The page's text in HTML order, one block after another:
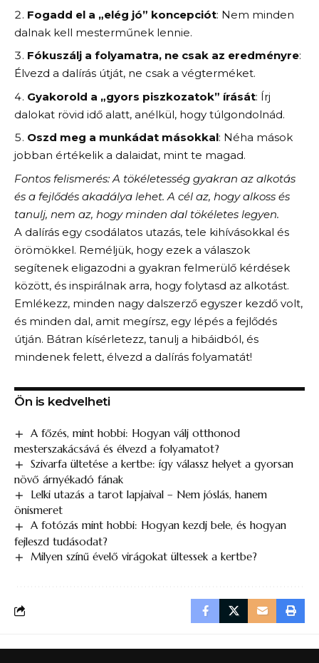
Fogadd el a „elég jó” koncepciót: Nem minden
dalnak kell mesterműnek lennie.
Fókuszálj a folyamatra, ne csak az eredményre:
Élvezd a dalírás útját, ne csak a végterméket.
Gyakorold a „gyors piszkozatok” írását: Írj
dalokat rövid idő alatt, anélkül, hogy túlgondolnád.
Oszd meg a munkádat másokkal: Néha mások
jobban értékelik a dalaidat, mint te magad.
Fontos felismerés: A tökéletesség gyakran az alkotás
és a fejlődés akadálya lehet. A cél az, hogy alkoss és
tanulj, nem az, hogy minden dal tökéletes legyen.
A dalírás egy csodálatos utazás, tele kihívásokkal és
örömökkel. Reméljük, hogy ezek a válaszok
segítenek eligazodni a gyakran felmerülő kérdések
között, és inspirálnak arra, hogy folytasd az alkotást.
Emlékezz, minden nagy dalszerző egyszer kezdő volt,
és minden dal, amit megírsz, egy lépés a fejlődés
útján. Bátran kísérletezz, tanulj a hibáidból, és
mindenek felett, élvezd a dalírás folyamatát!
Ön is kedvelheti
A főzés, mint hobbi: Hogyan válj otthonod
mesterszakácsává és élvezd a folyamatot?
Szivarfa ültetése a kertbe: így válassz helyet a gyorsan
növő árnyékadó fának
Lelki utazás a tarot lapjaival – Nem jóslás, hanem
önismeret
A fotózás mint hobbi: Hogyan kezdj bele, és hogyan
fejleszd tudásodat?
Milyen színű évelő virágokat ültessek a kertbe?